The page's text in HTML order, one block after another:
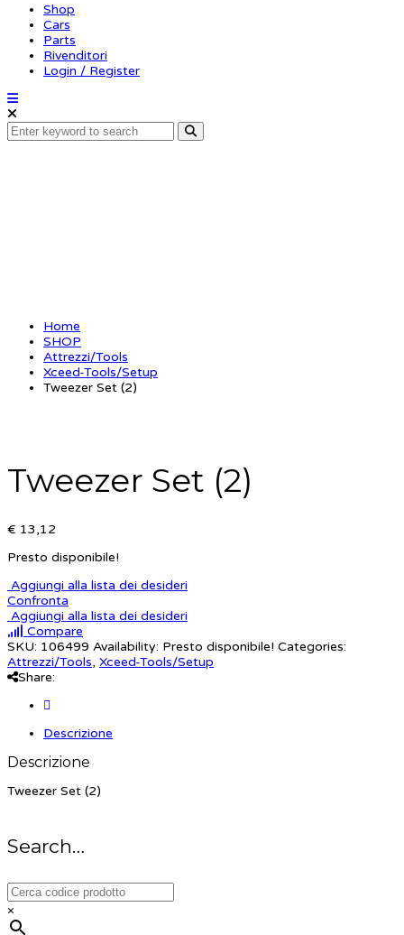
Shop
Cars
Parts
Rivenditori
Login / Register
Home
SHOP
Attrezzi/Tools
Xceed-Tools/Setup
Tweezer Set (2)
Tweezer Set (2)
€ 13,12
Presto disponibile!
Aggiungi alla lista dei desideri
Confronta
Aggiungi alla lista dei desideri
Compare
SKU: 106499 Availability: Presto disponibile! Categories:
Attrezzi/Tools, Xceed-Tools/Setup
Share:
Descrizione
Descrizione
Tweezer Set (2)
Search…
×